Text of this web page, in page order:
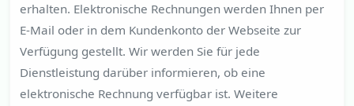
erhalten. Elektronische Rechnungen werden Ihnen per
E-Mail oder in dem Kundenkonto der Webseite zur
Verfügung gestellt. Wir werden Sie für jede
Dienstleistung darüber informieren, ob eine
elektronische Rechnung verfügbar ist. Weitere